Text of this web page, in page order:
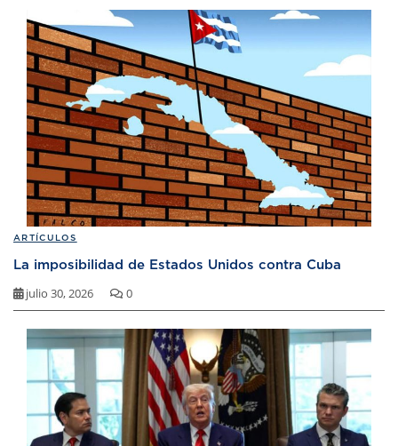
ARTÍCULOS
La imposibilidad de Estados Unidos contra Cuba
julio 30, 2026 0